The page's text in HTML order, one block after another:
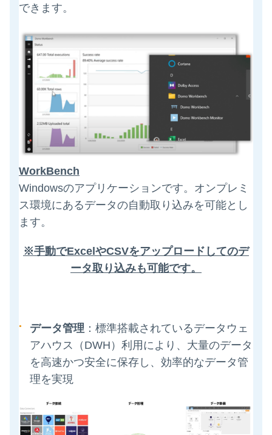
できます。
WorkBench
Windowsのアプリケーションです。オンプレミ
ス環境にあるデータの自動取り込みを可能とし
ます。
※手動でExcelやCSVをアップロードしてのデ
ータ取り込みも可能です。
データ管理 ：標準搭載されているデータウェ
アハウス（DWH）利用により、大量のデータ
を高速かつ安全に保存し、効率的なデータ管
理を実現